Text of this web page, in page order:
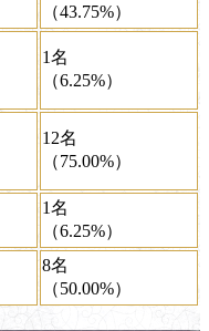
（43.75%）
1名
（6.25%）
12名
（75.00%）
1名
（6.25%）
8名
（50.00%）